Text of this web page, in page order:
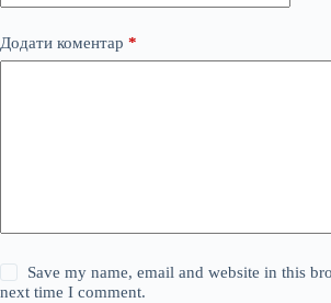
Додати коментар *
Save my name, email and website in this
next time I comment.